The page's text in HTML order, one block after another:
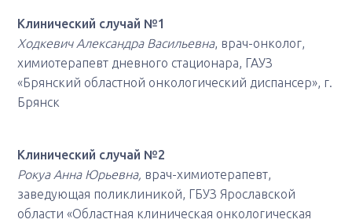
Клинический случай №1
Ходкевич Александра Васильевна, врач-онколог,
химиотерапевт дневного стационара, ГАУЗ
«Брянский областной онкологический диспансер», г.
Брянск
Клинический случай №2
Рокуа Анна Юрьевна, врач-химиотерапевт,
заведующая поликлиникой, ГБУЗ Ярославской
области «Областная клиническая онкологическая